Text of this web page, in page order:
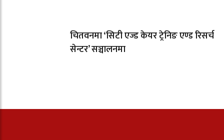
चितवनमा ‘सिटी एज्ड केयर ट्रेनिङ एण्ड रिसर्च
सेन्टर’ सञ्चालनमा